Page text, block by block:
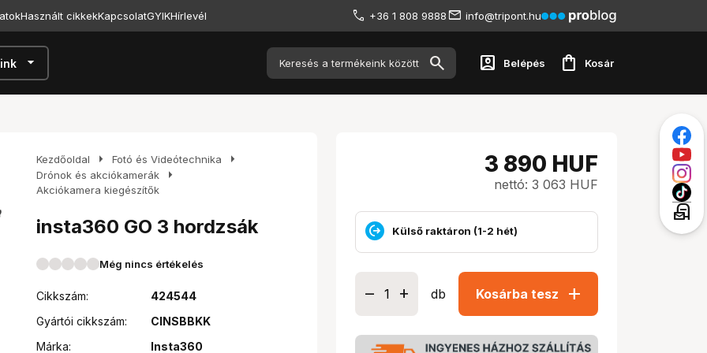
Használt cikkekKapcsolatGYIKHírlevél +36 1 808 9888 info@tripont.hu
arrow_drop_down account_box Belépés shopping_bag Kosár
Kezdőoldal arrow_right Fotó és Videótechnika arrow_right
Drónok és akciókamerák arrow_right
Akciókamera kiegészítők
insta360 GO 3 hordzsák
Még nincs értékelés
Cikkszám:
424544
Gyártói cikkszám:
CINSBBKK
Márka:
Insta360
3 890 HUF
nettó: 3 063 HUF
Külső raktáron (1-2 hét)
db Kosárba tesz add
local_post_office